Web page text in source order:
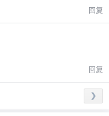
回复
回复
❯